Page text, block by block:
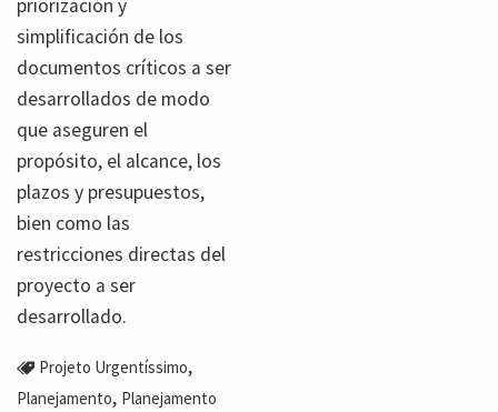
priorización y
simplificación de los
documentos críticos a ser
desarrollados de modo
que aseguren el
propósito, el alcance, los
plazos y presupuestos,
bien como las
restricciones directas del
proyecto a ser
desarrollado.
Projeto Urgentíssimo,
Planejamento, Planejamento